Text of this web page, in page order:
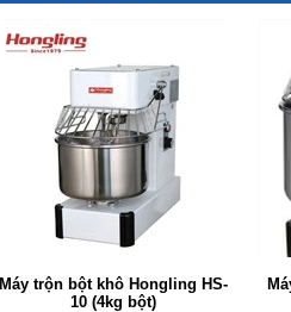
Máy trộn bột khô Hongling HS-
10 (4kg bột)